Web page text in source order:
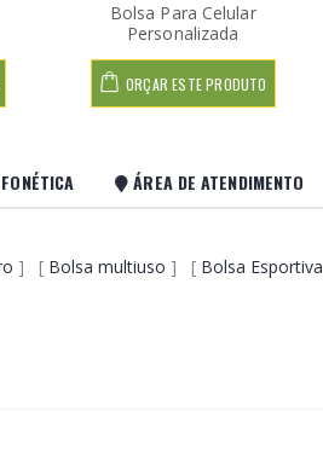
Bolsa Para Celular
Personalizada
ORÇAR ESTE PRODUTO
ÁREA DE ATENDIMENTO
] [ Bolsa multiuso ] [ Bolsa Esportiva